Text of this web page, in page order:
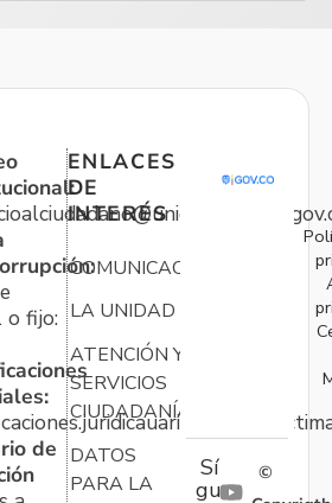
o fijo:
de
ENLACES
DE
INTERÉS
COMUNICACIONES
LA UNIDAD
ATENCIÓN Y
SERVICIOS
CIUDADANÍA
DATOS
PARA LA
Sí
gu
©